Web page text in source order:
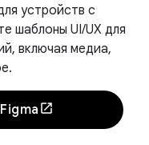
устройств с
шаблоны UI/UX для
включая медиа,